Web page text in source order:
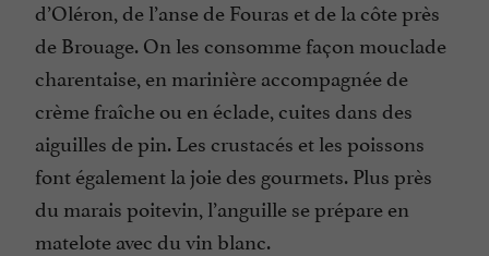
d’Oléron, de l’anse de Fouras et de la côte près
de Brouage. On les consomme façon mouclade
charentaise, en marinière accompagnée de
crème fraîche ou en éclade, cuites dans des
aiguilles de pin. Les crustacés et les poissons
font également la joie des gourmets. Plus près
du marais poitevin, l’anguille se prépare en
matelote avec du vin blanc.